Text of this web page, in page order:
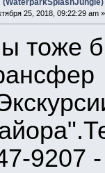
25, 2018, 09:22:29 am »
тоже
9207